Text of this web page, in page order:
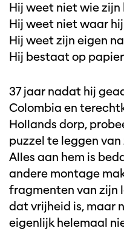
Hij weet niet wie zijn
Hij weet niet waar
Hij weet zijn eigen
Hij bestaat op
37 jaar nadat hij
Colombia en
Hollands dorp,
puzzel te leggen
Alles aan hem is
andere montage
fragmenten van zijn
dat vrijheid is, maar
eigenlijk helemaal